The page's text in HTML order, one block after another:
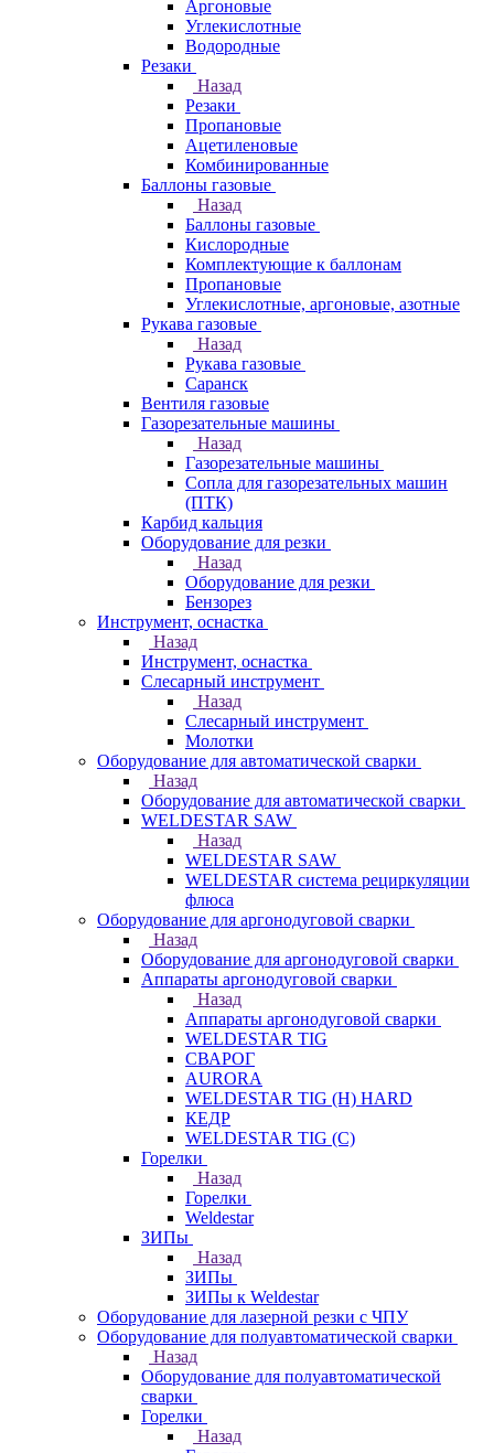
Аргоновые
Углекислотные
Водородные
Резаки
Назад
Резаки
Пропановые
Ацетиленовые
Комбинированные
Баллоны газовые
Назад
Баллоны газовые
Кислородные
Комплектующие к баллонам
Пропановые
Углекислотные, аргоновые, азотные
Рукава газовые
Назад
Рукава газовые
Саранск
Вентиля газовые
Газорезательные машины
Назад
Газорезательные машины
Сопла для газорезательных машин
(ПТК)
Карбид кальция
Оборудование для резки
Назад
Оборудование для резки
Бензорез
Инструмент, оснастка
Назад
Инструмент, оснастка
Слесарный инструмент
Назад
Слесарный инструмент
Молотки
Оборудование для автоматической сварки
Назад
Оборудование для автоматической сварки
WELDESTAR SAW
Назад
WELDESTAR SAW
WELDESTAR система рециркуляции
флюса
Оборудование для аргонодуговой сварки
Назад
Оборудование для аргонодуговой сварки
Аппараты аргонодуговой сварки
Назад
Аппараты аргонодуговой сварки
WELDESTAR TIG
СВАРОГ
AURORA
WELDESTAR TIG (H) HARD
КЕДР
WELDESTAR TIG (С)
Горелки
Назад
Горелки
Weldestar
ЗИПы
Назад
ЗИПы
ЗИПы к Weldestar
Оборудование для лазерной резки с ЧПУ
Оборудование для полуавтоматической сварки
Назад
Оборудование для полуавтоматической
сварки
Горелки
Назад